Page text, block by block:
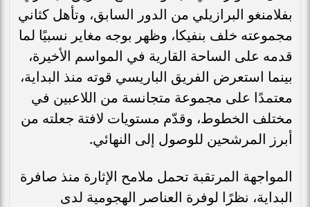
بفلامنغو البرازيلي من الدور السابق، وتأهل كثاني
مجموعته خلف بنفيكا، وظهر بوجه مغاير نسبيًا لما
قدمه على الساحة القارية في المواسم الأخيرة،
بينما استعرض الفريق الباريسي قوته منذ البداية،
معتمدًا على مجموعة متجانسة من اللاعبين في
مختلف الخطوط، وقدّم مستويات لافتة جعلته من
أبرز المرشحين للوصول إلى النهائي.
المواجهة المرتقبة تحمل ملامح الإثارة منذ صافرة
البداية، نظرًا لوفرة العناصر الهجومية لدى